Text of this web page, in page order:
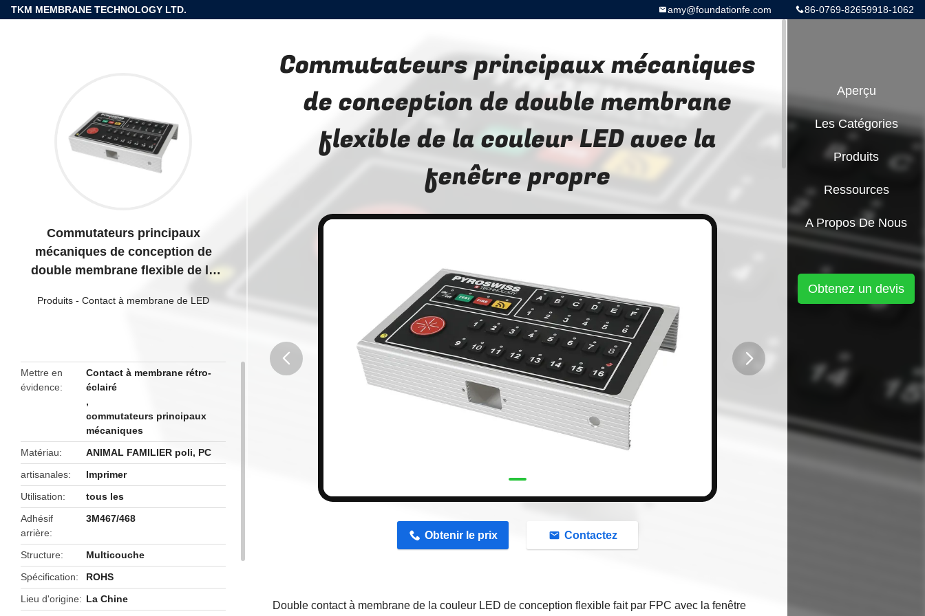
TKM MEMBRANE TECHNOLOGY LTD. 86-0769-82659918-1062
amy@foundationfe.com
Commutateurs principaux
mécaniques de conception de
double membrane flexible de la
Produits - Contact à membrane de LED
Mettre en
évidence
Contact à membrane rétro-
éclairé
,
commutateurs principaux
mécaniques
Matériau
ANIMAL FAMILIER poli, PC
artisanales
Imprimer
Utilisation
tous les
Adhésif
arrière
3M467/468
Structure
Multicouche
Spécification
ROHS
Lieu d'origine
La Chine
Commutateurs principaux mécaniques
de conception de double membrane
flexible de la couleur LED avec la
fenêtre propre
Obtenir le prix Contactez
Double contact à membrane de la couleur LED de conception flexible fait par FPC avec la fenêtre
Aperçu
Les Catégories
Produits
Ressources
A Propos De Nous
Obtenez un devis